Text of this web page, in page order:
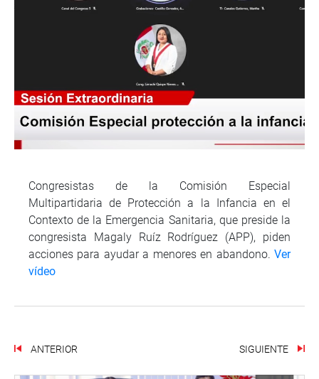
Congresistas de la Comisión Especial
Multipartidaria de Protección a la Infancia en el
Contexto de la Emergencia Sanitaria, que preside la
congresista Magaly Ruíz Rodríguez (APP), piden
acciones para ayudar a menores en abandono. Ver
vídeo
ANTERIOR SIGUIENTE